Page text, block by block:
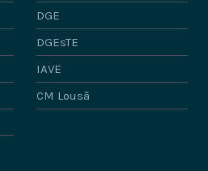
DGE
DGEsTE
IAVE
CM Lousã